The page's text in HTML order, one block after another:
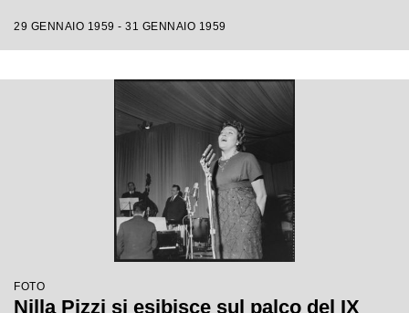
Torrielli, Arturo Testa, Johnny Dorelli,
Achille Togliani, Betty Curtis, Enzo
Tortora, Fausto Cigliano
29 GENNAIO 1959 - 31 GENNAIO 1959
FOTO
Nilla Pizzi si esibisce sul palco del IX